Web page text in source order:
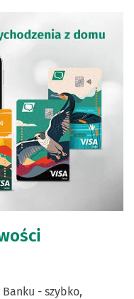
- szybko,